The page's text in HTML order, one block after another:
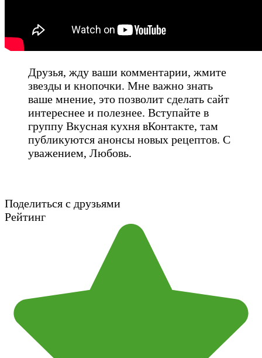
Друзья, жду ваши комментарии, жмите
звезды и кнопочки. Мне важно знать
ваше мнение, это позволит сделать сайт
интереснее и полезнее. Вступайте в
группу Вкусная кухня вКонтакте, там
публикуются анонсы новых рецептов. С
уважением, Любовь.
Поделиться с друзьями
Рейтинг